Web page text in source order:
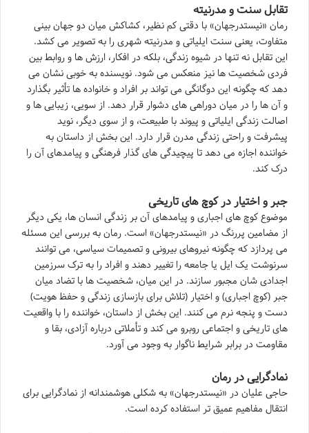
تقابل سنت و مدرنیته
رمان «نیستدرجهان» با دقتی کم نظیر، کشاکش میان دو جهان بینی
متفاوت، یعنی سنت ایلیاتی و مدرنیته شهری را به تصویر می کشد.
این تقابل نه تنها در شیوه زندگی، بلکه در افکار، ارزش ها و روابط بین
فردی شخصیت ها نیز منعکس می شود. نویسنده به خوبی نشان می
دهد که چگونه این دوگانگی می تواند بر افراد و خانواده ها تأثیر بگذارد
و آن ها را در میان دوراهی های دشوار قرار دهد. از سویی، زیبایی ها و
اصالت زندگی ایلیاتی و پیوند با طبیعت، و از سوی دیگر، نوید
پیشرفت و راحتی زندگی مدرن قرار دارد. این بخش از داستان به
خواننده اجازه می دهد تا پیچیدگی های گذار فرهنگی و پیامدهای آن را
درک کند.
جبر و اختیار در کوچ های تاریخی
موضوع کوچ های اجباری و پیامدهای آن بر زندگی انسان ها، یکی دیگر
از مضامین پررنگ در «نیستدرجهان» است. رمان به بررسی این مسئله
می پردازد که چگونه نیروهای بیرونی و تصمیمات سیاسی، می توانند
سرنوشت یک ایل یا جامعه را تغییر دهند و افراد را به ترک سرزمین
اجدادی شان مجبور سازند. در این میان، شخصیت ها با تضاد میان
جبر (کوچ اجباری) و اختیار (تلاش برای بازسازی زندگی و حفظ هویت)
دست و پنجه نرم می کنند. این بخش از داستان، خواننده را با واقعیت
های تاریخی و اجتماعی روبرو می کند و تأملاتی درباره آزادی، بقا و
مقاومت در برابر شرایط ناگوار به وجود می آورد.
نمادگرایی در رمان
حاجی علیان در «نیستدرجهان» به شکلی هوشمندانه از نمادگرایی برای
انتقال مفاهیم عمیق تر استفاده کرده است.